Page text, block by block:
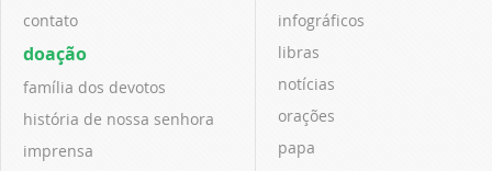
contato
doação
família dos devotos
história de nossa senhora
imprensa
infográficos
libras
notícias
orações
papa